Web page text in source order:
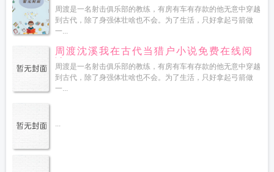
周渡是一名射击俱乐部的教练，有房有车有存款的他无意中穿越
到古代，除了身强体壮啥也不会。为了生活，只好拿起弓箭做
一...
周渡沈溪我在古代当猎户小说免费在线阅
读
周渡是一名射击俱乐部的教练，有房有车有存款的他无意中穿越
到古代，除了身强体壮啥也不会。为了生活，只好拿起弓箭做
一...
...